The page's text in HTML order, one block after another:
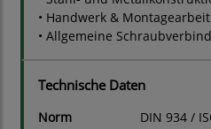
• Handwerk &
• Allgemeine
Technische Daten
Norm
DIN 934 /